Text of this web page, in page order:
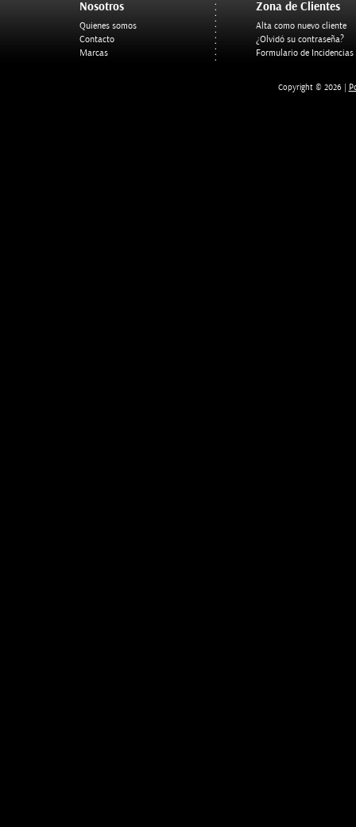
Nosotros
Quienes somos
Contacto
Marcas
Zona de Clientes
Alta como nuevo cliente
¿Olvidó su contraseña?
Formulario de Incidencias
Copyright © 2026 |